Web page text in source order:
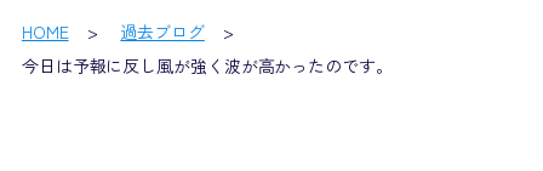
HOME
過去ブログ
今日は予報に反し風が強く波が高かったのです。